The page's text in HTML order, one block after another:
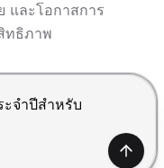
และโอกาสการ
ทธิภาพ
นบรรทัดใหม่
สร้าง